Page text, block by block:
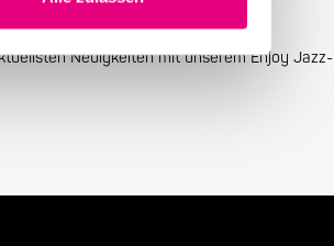
Neuigkeiten mit unserem Enjoy Jazz-